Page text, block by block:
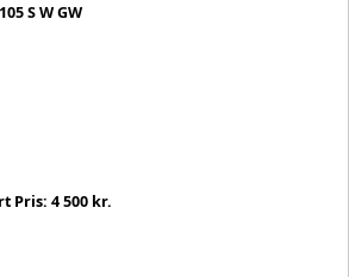
S W GW
Pris: 4 500 kr.